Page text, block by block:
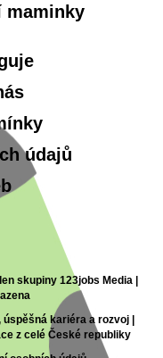
maminky
údajů
skupiny 123jobs Media |
kariéra a rozvoj |
z celé České republiky